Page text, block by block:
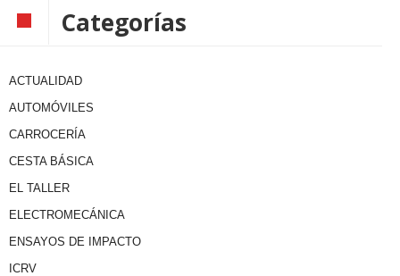
Categorías
ACTUALIDAD
AUTOMÓVILES
CARROCERÍA
CESTA BÁSICA
EL TALLER
ELECTROMECÁNICA
ENSAYOS DE IMPACTO
ICRV